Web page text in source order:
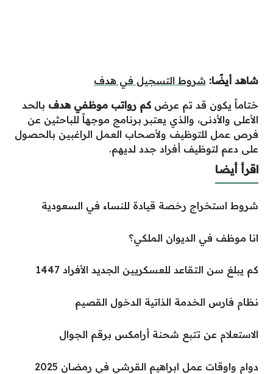
شاهد أيضًا: شروط التسجيل في هدف
ختاماً يكون قد تم عرض كم رواتب موظفي هدف بالحد
الأعلى والأدنى، والذي يعتبر برنامج موجهاً للباحثين عن
فرص عمل للتوظيف ولأصحاب العمل الراغبين بالحصول
على دعم لتوظيف أفراد جدد لديهم.
اقرأ أيضا
شروط استخراج رخصة قيادة للنساء في السعودية
انا موظف في الديوان الملكي؟
كم يبلغ سن التقاعد للعسكريين الجديد الأفراد 1447
نظام فارس الخدمة الذاتية الدخول القصيم
الاستعلام عن تتبع شحنة أرامكس برقم الجوال
دوام واوقات عمل ابراهيم القرشي في رمضان 2025